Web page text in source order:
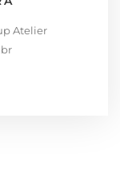
Atelier